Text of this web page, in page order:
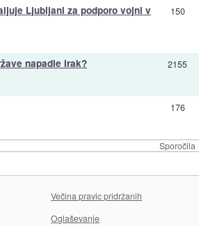
Sporočila
Ljubljani za podporo vojni v 150
napadle Irak? 2155
176
Večina pravic pridržanih
Oglaševanje